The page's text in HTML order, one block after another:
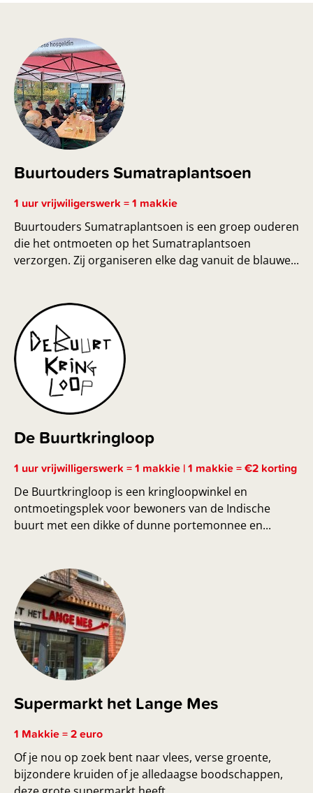
Buurtouders Sumatraplantsoen
1 uur vrijwiligerswerk = 1 makkie
Buurtouders Sumatraplantsoen is een groep ouderen
die het ontmoeten op het Sumatraplantsoen
verzorgen. Zij organiseren elke dag vanuit de blauwe...
De Buurtkringloop
1 uur vrijwilligerswerk = 1 makkie | 1 makkie = €2 korting
De Buurtkringloop is een kringloopwinkel en
ontmoetingsplek voor bewoners van de Indische
buurt met een dikke of dunne portemonnee en...
Supermarkt het Lange Mes
1 Makkie = 2 euro
Of je nou op zoek bent naar vlees, verse groente,
bijzondere kruiden of je alledaagse boodschappen,